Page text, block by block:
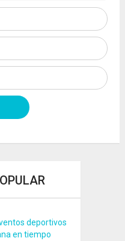
deportivos
en tiempo